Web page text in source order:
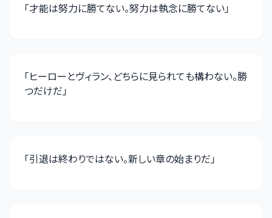
「才能は努力に勝てない。努力は執念に勝てない」
「ヒーローとヴィラン、どちらに見られても構わない。勝
つだけだ」
「引退は終わりではない。新しい章の始まりだ」